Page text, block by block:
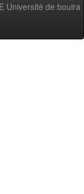
Université de bouira